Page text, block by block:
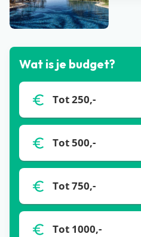
Bekijk alle blogs
Wat is je budget?
Tot 250,-
Tot 500,-
Tot 750,-
Tot 1000,-